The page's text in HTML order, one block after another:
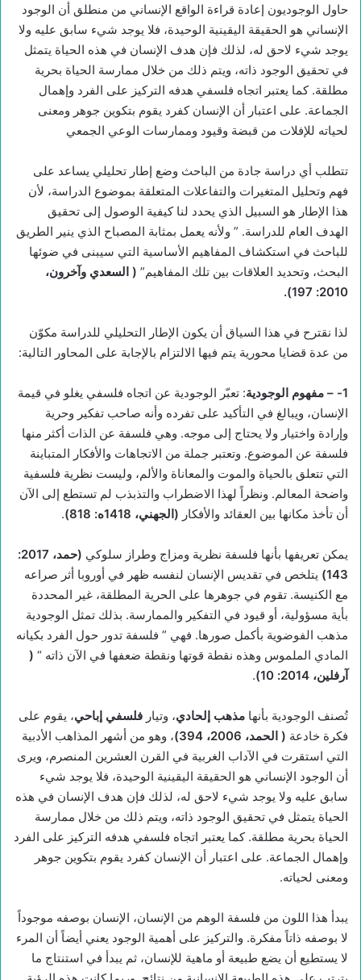
حاول الوجوديون إعادة قراءة الواقع الإنساني من منطلق أن الوجود
الإنساني هو الحقيقة اليقينية الوحيدة، فلا يوجد شيء سابق عليه ولا
يوجد شيء لاحق له، لذلك فإن هدف الإنسان في هذه الحياة يتمثل
في تحقيق الوجود ذاته، ويتم ذلك من خلال ممارسة الحياة بحرية
مطلقة. كما يعتبر اتجاه فلسفي هدفه التركيز على الفرد وإهمال
الجماعة. على اعتبار أن الإنسان كفرد يقوم بتكوين جوهر ومعنى
لحياته للإفلات من قبضة وقيود وممارسات الوعي الجمعي
تتطلب أي دراسة جادة من الباحث وضع إطار تحليلي يساعد على
فهم وتحليل المتغيرات والتفاعلات المتعلقة بموضوع الدراسة، لأن
هذا الإطار هو السبيل الذي يحدد لنا كيفية الوصول إلى تحقيق
الهدف العام للدراسة. ” ولأنه يعمل بمثابة المصباح الذي ينير الطريق
للباحث في استكشاف المفاهيم الأساسية التي سيبنى في ضوئها
البحث، وتحديد العلاقات بين تلك المفاهيم” ( السعدي وآخرون،
2010: 197).
لذا نقترح في هذا السياق أن يكون الإطار التحليلي للدراسة مكوّن
من عدة قضايا محورية يتم فيها الالتزام بالإجابة على المحاور التالية:
1- – مفهوم الوجودية: تعبّر الوجودية عن اتجاه فلسفي يغلو في قيمة
الإنسان، ويبالغ في التأكيد على تفرده وأنه صاحب تفكير وحرية
وإرادة واختيار ولا يحتاج إلى موجه. وهي فلسفة عن الذات أكثر منها
فلسفة عن الموضوع. وتعتبر جملة من الاتجاهات والأفكار المتباينة
التي تتعلق بالحياة والموت والمعاناة والألم، وليست نظرية فلسفية
واضحة المعالم. ونظراً لهذا الاضطراب والتذبذب لم تستطع إلى الآن
أن تأخذ مكانها بين العقائد والأفكار (الجهني، 1418ه: 818) .
يمكن تعريفها بأنها فلسفة نظرية ومزاج وطراز سلوكي
(حمد، 2017:
143) يتلخص في تقديس الإنسان لنفسه ظهر في أوروبا أثر صراعه
مع الكنيسة. تقوم في جوهرها على الحرية المطلقة، غير المحددة
بأية مسؤولية، أو قيود في التفكير والممارسة. بذلك تمثل الوجودية
مذهب الفوضوية بأكمل صورها. فهي ” فلسفة تدور حول الفرد بكيانه
المادي الملموس وهذه نقطة قوتها ونقطة ضعفها في الآن ذاته “ (
آرفلين، 2014: 10)
.
تُصنف الوجودية بأنها مذهب إلحادي، وتيار فلسفي إباحي، يقوم على
فكرة خادعة ( الحمد، 2006، 394)
، وهو من أشهر المذاهب الأدبية
التي استقرت في الآداب الغربية في القرن العشرين المنصرم، ويرى
أن الوجود الإنساني هو الحقيقة اليقينية الوحيدة، فلا يوجد شيء
سابق عليه ولا يوجد شيء لاحق له، لذلك فإن هدف الإنسان في هذه
الحياة يتمثل في تحقيق الوجود ذاته، ويتم ذلك من خلال ممارسة
الحياة بحرية مطلقة. كما يعتبر اتجاه فلسفي هدفه التركيز على الفرد
وإهمال الجماعة. على اعتبار أن الإنسان كفرد يقوم بتكوين جوهر
ومعنى لحياته.
يبدأ هذا اللون من فلسفة الوهم من الإنسان، الإنسان بوصفه موجوداً
لا بوصفه ذاتاً مفكرة. والتركيز على أهمية الوجود يعني أيضاً أن المرء
لا يستطيع أن يضع طبيعة أو ماهية للإنسان، ثم يبدأ في استنتاج ما